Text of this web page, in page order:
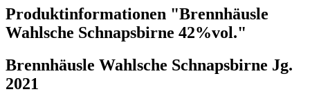
Produktinformationen "Brennhäusle
Wahlsche Schnapsbirne 42%vol."
Brennhäusle Wahlsche Schnapsbirne Jg.
2021